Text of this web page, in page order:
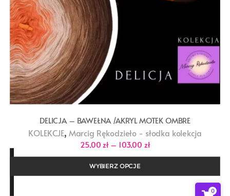
DELICJA – BAWEŁNA /AKRYL MOTEK OMBRE
KOLEKCJE, Marcig Rękodzieło - słodka kolekcja
25,00 zł – 103,00 złZakres
od
do
WYBIERZ OPCJE
0